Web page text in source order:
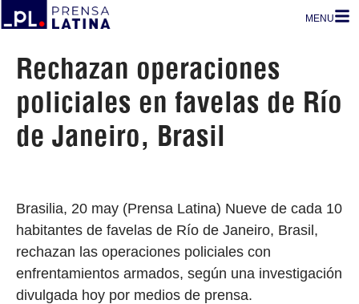
MENU
Rechazan operaciones
policiales en favelas de Río
de Janeiro, Brasil
Brasilia, 20 may (Prensa Latina) Nueve de cada 10
habitantes de favelas de Río de Janeiro, Brasil,
rechazan las operaciones policiales con
enfrentamientos armados, según una investigación
divulgada hoy por medios de prensa.